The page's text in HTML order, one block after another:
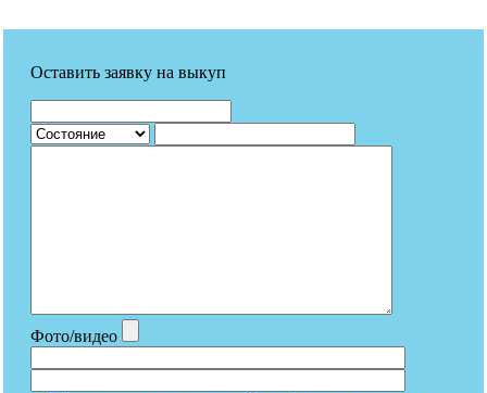
Оставить заявку на выкуп
Фото/видео